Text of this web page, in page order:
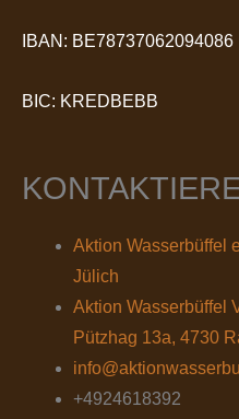
IBAN: BE78737062094086
BIC: KREDBEBB
Aktion Wasserbüffel
Jülich
Aktion Wasserbüffel
Pützhag 13a, 4730
+4924618392